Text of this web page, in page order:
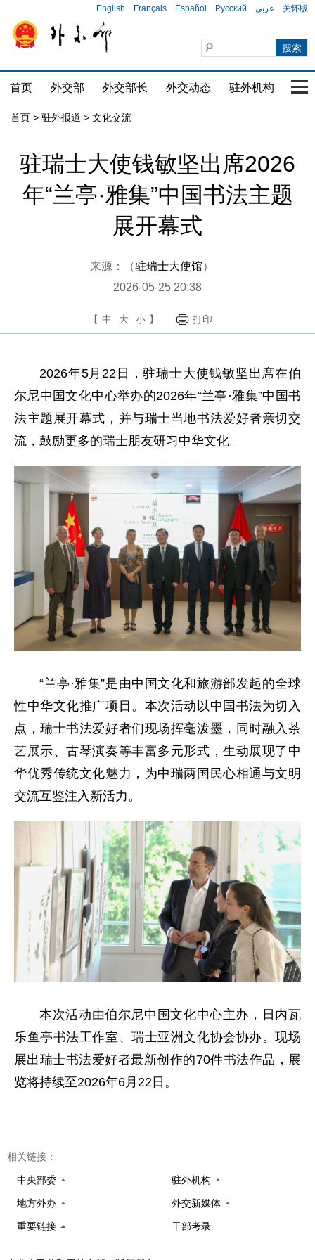
English Français Español Русский عربي 关怀版
首页 外交部 外交部长 外交动态 驻外机构 国
首页 > 驻外报道 > 文化交流
驻瑞士大使钱敏坚出席2026
年“兰亭·雅集”中国书法主题
展开幕式
来源：（驻瑞士大使馆）
2026-05-25 20:38
【 中 大 小 】 打印
2026年5月22日，驻瑞士大使钱敏坚出席在伯
尔尼中国文化中心举办的2026年“兰亭·雅集”中国书
法主题展开幕式，并与瑞士当地书法爱好者亲切交
流，鼓励更多的瑞士朋友研习中华文化。
“兰亭·雅集”是由中国文化和旅游部发起的全球
性中华文化推广项目。本次活动以中国书法为切入
点，瑞士书法爱好者们现场挥毫泼墨，同时融入茶
艺展示、古琴演奏等丰富多元形式，生动展现了中
华优秀传统文化魅力，为中瑞两国民心相通与文明
交流互鉴注入新活力。
本次活动由伯尔尼中国文化中心主办，日内瓦
乐鱼亭书法工作室、瑞士亚洲文化协会协办。现场
展出瑞士书法爱好者最新创作的70件书法作品，展
览将持续至2026年6月22日。
相关链接：
中央部委 驻外机构
地方外办 外交新媒体
重要链接 干部考录